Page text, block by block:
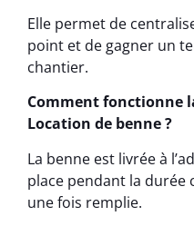
Elle permet de
point et de gagner un
chantier.
Comment fonctionne
Location de benne ?
La benne est livrée à
place pendant la durée
une fois remplie.